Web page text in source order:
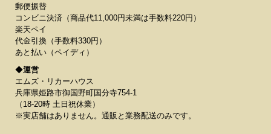
郵便振替
コンビニ決済（商品代11,000円未満は手数料220円）
楽天ペイ
代金引換（手数料330円）
あと払い（ペイディ）
◆運営
エムズ・リカーハウス
兵庫県姫路市御国野町国分寺754-1
（18-20時 土日祝休業）
※実店舗はありません。通販と業務配送のみです。